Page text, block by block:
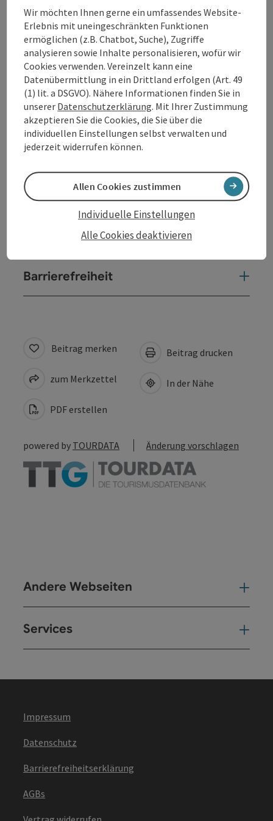
Beschreibung vollständig anzeigen
Kontakt
Öffnungszeiten
Preise
Barrierefreiheit
Beitrag merken
zum Merkzettel
PDF erstellen
Beitrag drucken
In der Nähe
powered by TOURDATA Änderung vorschlagen
Andere Webseiten
Services
Impressum
Datenschutz
Barrierefreiheitserklärung
AGBs
Wir möchten Ihnen gerne ein umfassendes Website-
Erlebnis mit uneingeschränkten Funktionen
ermöglichen (z.B. Chatbot, Suche), Zugriffe
analysieren sowie Inhalte personalisieren, wofür wir
Cookies verwenden. Vereinzelt kann eine
Datenübermittlung in ein Drittland erfolgen (Art. 49
(1) lit. a DSGVO). Nähere Informationen finden Sie in
unserer Datenschutzerklärung. Mit Ihrer Zustimmung
akzeptieren Sie die Cookies, die Sie über die
individuellen Einstellungen selbst verwalten und
jederzeit widerrufen können.
Alle Cookies deaktivieren
Individuelle Einstellungen
Allen Cookies zustimmen